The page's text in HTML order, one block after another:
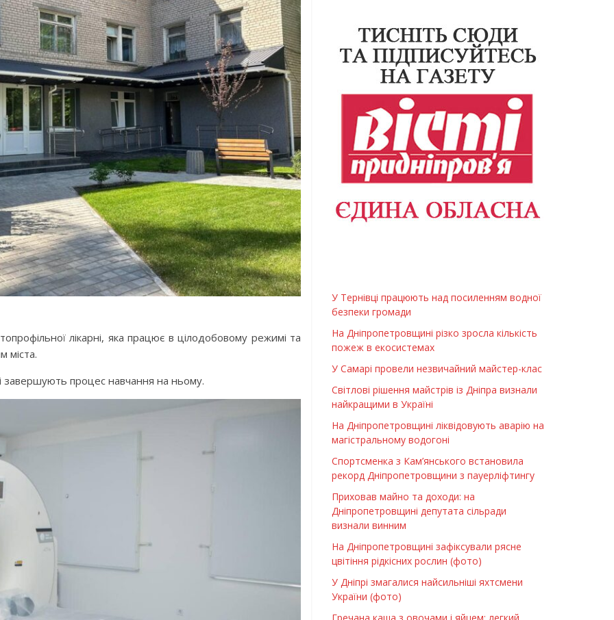
лікарні, яка працює в цілодобовому режимі та
міста.
завершують процес навчання на ньому.
У Тернівці працюють над посиленням водної
безпеки громади
На Дніпропетровщині різко зросла кількість
пожеж в екосистемах
У Самарі провели незвичайний майстер-клас
Світлові рішення майстрів із Дніпра визнали
найкращими в Україні
На Дніпропетровщині ліквідовують аварію на
магістральному водогоні
Спортсменка з Кам’янського встановила
рекорд Дніпропетровщини з пауерліфтингу
Приховав майно та доходи: на
Дніпропетровщині депутата сільради
визнали винним
На Дніпропетровщині зафіксували рясне
цвітіння рідкісних рослин (фото)
У Дніпрі змагалися найсильніші яхтсмени
України (фото)